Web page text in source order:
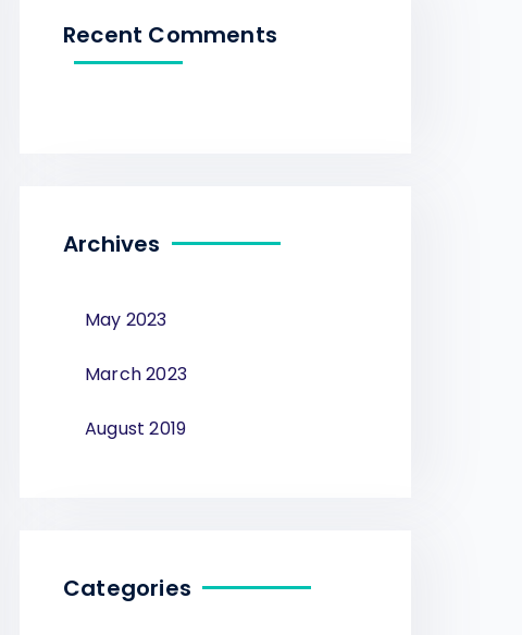
Recent Comments
Archives
May 2023
March 2023
August 2019
Categories